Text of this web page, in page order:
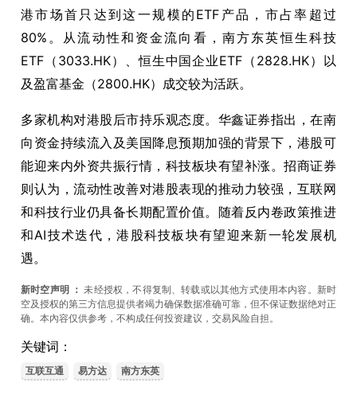
港市场首只达到这一规模的ETF产品，市占率超过
80%。从流动性和资金流向看，南方东英恒生科技
ETF（3033.HK）、恒生中国企业ETF（2828.HK）以
及盈富基金（2800.HK）成交较为活跃。
多家机构对港股后市持乐观态度。华鑫证券指出，在南
向资金持续流入及美国降息预期加强的背景下，港股可
能迎来内外资共振行情，科技板块有望补涨。招商证券
则认为，流动性改善对港股表现的推动力较强，互联网
和科技行业仍具备长期配置价值。随着反内卷政策推进
和AI技术迭代，港股科技板块有望迎来新一轮发展机
遇。
新时空声明 ： 未经授权，不得复制、转载或以其他方式使用本内容。新时
空及授权的第三方信息提供者竭力确保数据准确可靠，但不保证数据绝对正
确。本內容仅供参考，不构成任何投资建议，交易风险自担。
关键词：
互联互通 易方达 南方东英